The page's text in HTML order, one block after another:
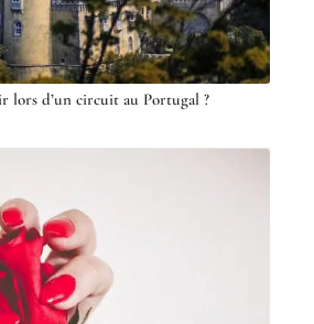
lors d’un circuit au Portugal ?